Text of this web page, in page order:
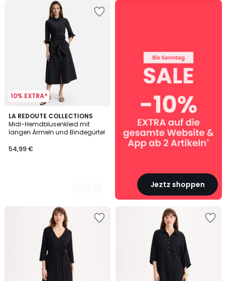
10% EXTRA*
LA REDOUTE COLLECTIONS
Midi-Hemdblusenkleid mit
langen Ärmeln und Bindegürtel
54,99 €
2
Farben
Jeztz shoppen
SALE
Artikeln*